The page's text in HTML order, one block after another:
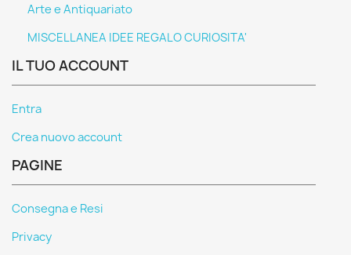
Arte e Antiquariato
MISCELLANEA IDEE REGALO CURIOSITA'
IL TUO ACCOUNT
Entra
Crea nuovo account
PAGINE
Consegna e Resi
Privacy